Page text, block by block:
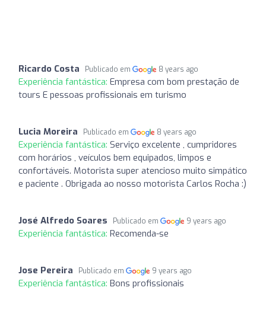
Ricardo Costa Publicado em 8 years ago
Experiência fantástica: Empresa com bom prestação de
tours E pessoas profissionais em turismo
Lucia Moreira Publicado em 8 years ago
Experiência fantástica: Serviço excelente , cumpridores
com horários , veículos bem equipados, limpos e
confortáveis. Motorista super atencioso muito simpático
e paciente . Obrigada ao nosso motorista Carlos Rocha :)
José Alfredo Soares Publicado em 9 years ago
Experiência fantástica: Recomenda-se
Jose Pereira Publicado em 9 years ago
Experiência fantástica: Bons profissionais